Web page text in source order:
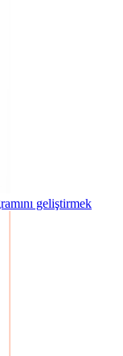
geliştirmek